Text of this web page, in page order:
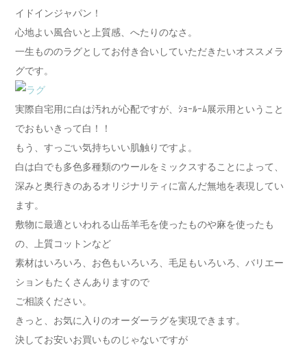
イドインジャパン！
心地よい風合いと上質感、へたりのなさ。
一生もののラグとしてお付き合いしていただきたいオススメラ
グです。
実際自宅用に白は汚れが心配ですが、ｼｮｰﾙｰﾑ展示用ということ
でおもいきって白！！
もう、すっごい気持ちいい肌触りですよ。
白は白でも多色多種類のウールをミックスすることによって、
深みと奥行きのあるオリジナリティに富んだ無地を表現してい
ます。
敷物に最適といわれる山岳羊毛を使ったものや麻を使ったも
の、上質コットンなど
素材はいろいろ、お色もいろいろ、毛足もいろいろ、バリエー
ションもたくさんありますので
ご相談ください。
きっと、お気に入りのオーダーラグを実現できます。
決してお安いお買いものじゃないですが